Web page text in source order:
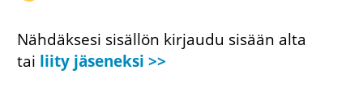
Nähdäksesi sisällön kirjaudu sisään alta
tai liity jäseneksi >>